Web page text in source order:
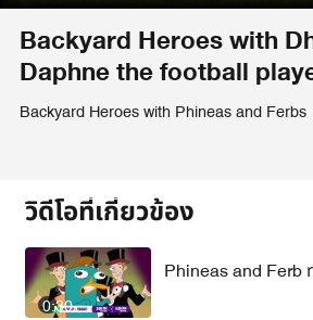
Backyard Heroes with
Daphne the football
Backyard Heroes with Phineas and Ferbs
วิดีโอที่เกี่ยวข้อง
0:30
Phineas and Ferb